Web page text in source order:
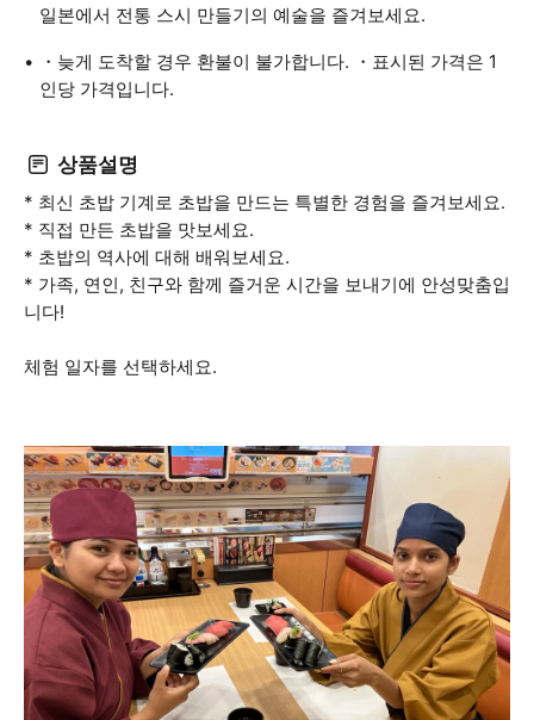
일본에서 전통 스시 만들기의 예술을 즐겨보세요.
・늦게 도착할 경우 환불이 불가합니다. ・표시된 가격은 1
인당 가격입니다.
상품설명
* 최신 초밥 기계로 초밥을 만드는 특별한 경험을 즐겨보세요.
* 직접 만든 초밥을 맛보세요.
* 초밥의 역사에 대해 배워보세요.
* 가족, 연인, 친구와 함께 즐거운 시간을 보내기에 안성맞춤입
니다!
체험 일자를 선택하세요.